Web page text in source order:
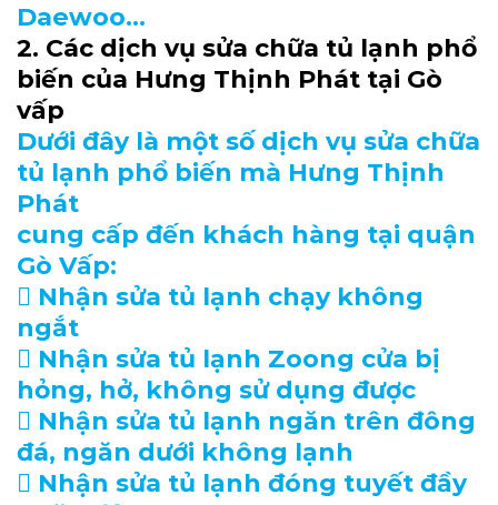
Daewoo…
2. Các dịch vụ sửa chữa tủ lạnh phổ
biến của Hưng Thịnh Phát tại Gò
vấp
Dưới đây là một số dịch vụ sửa chữa
tủ lạnh phổ biến mà Hưng Thịnh
Phát
cung cấp đến khách hàng tại quận
Gò Vấp:
 Nhận sửa tủ lạnh chạy không
ngắt
 Nhận sửa tủ lạnh Zoong cửa bị
hỏng, hở, không sử dụng được
 Nhận sửa tủ lạnh ngăn trên đông
đá, ngăn dưới không lạnh
 Nhận sửa tủ lạnh đóng tuyết đầy